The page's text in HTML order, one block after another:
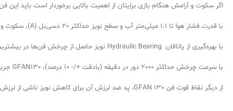
اگر سکوت و آرامش هنگام بازی برایتان از اهمیت بالایی برخوردار است باید این
با قدرت فشار هوا تا 1.1 میلی‌متر آب و سطح نویز حداکثر 20 دسی‌بل (A)، سکوت و سرما هم‌زمان به کمک شما می‌آیند.
با بهره‌گیری از یاتاقان Hydraulic Bearing نویز حاصل از چرخش فن‌ها در بیشترین سرعت به 20dBa خواهد بود که در نوع خود بی نظیر است.
با سرعت چرخش حداکثر 2000 دور در دقیقه (بادقت +/- 10 درصد)، GFAN130 جریان هوای بی‌نظیری را با نسبت 50 (+/- 10 درصد) به همراه می‌آورد.
از دیگر نقاط قوت فن GFAN 130، پد ضد لرزش آن برای کاهش نویز ناشی از لرزش و ارتعاشات فن است.